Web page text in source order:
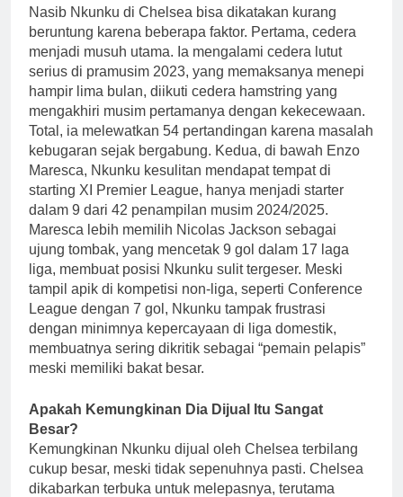
Nasib Nkunku di Chelsea bisa dikatakan kurang
beruntung karena beberapa faktor. Pertama, cedera
menjadi musuh utama. Ia mengalami cedera lutut
serius di pramusim 2023, yang memaksanya menepi
hampir lima bulan, diikuti cedera hamstring yang
mengakhiri musim pertamanya dengan kekecewaan.
Total, ia melewatkan 54 pertandingan karena masalah
kebugaran sejak bergabung. Kedua, di bawah Enzo
Maresca, Nkunku kesulitan mendapat tempat di
starting XI Premier League, hanya menjadi starter
dalam 9 dari 42 penampilan musim 2024/2025.
Maresca lebih memilih Nicolas Jackson sebagai
ujung tombak, yang mencetak 9 gol dalam 17 laga
liga, membuat posisi Nkunku sulit tergeser. Meski
tampil apik di kompetisi non-liga, seperti Conference
League dengan 7 gol, Nkunku tampak frustrasi
dengan minimnya kepercayaan di liga domestik,
membuatnya sering dikritik sebagai “pemain pelapis”
meski memiliki bakat besar.
Apakah Kemungkinan Dia Dijual Itu Sangat
Besar?
Kemungkinan Nkunku dijual oleh Chelsea terbilang
cukup besar, meski tidak sepenuhnya pasti. Chelsea
dikabarkan terbuka untuk melepasnya, terutama